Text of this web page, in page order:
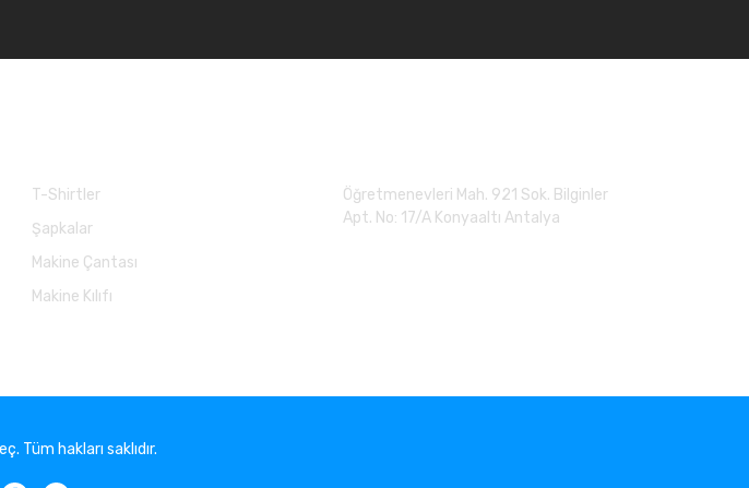
T-Shirtler
Şapkalar
Makine Çantası
Makine Kılıfı
Öğretmenevleri Mah. 921 Sok. Bilginler
Apt. No: 17/A Konyaaltı Antalya
Tüm hakları saklıdır.